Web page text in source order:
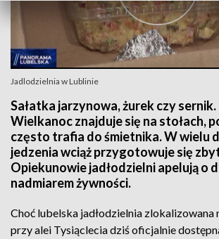
Jadlodzielnia w Lublinie
Sałatka jarzynowa, żurek czy sernik.
Wielkanoc znajduje się na stołach,
często trafia do śmietnika. W wielu
jedzenia wciąż przygotowuje się
Opiekunowie jadłodzielni apelują o
nadmiarem żywności.
Choć lubelska jadłodzielnia zlokalizowana
przy alei Tysiąclecia dziś oficjalnie